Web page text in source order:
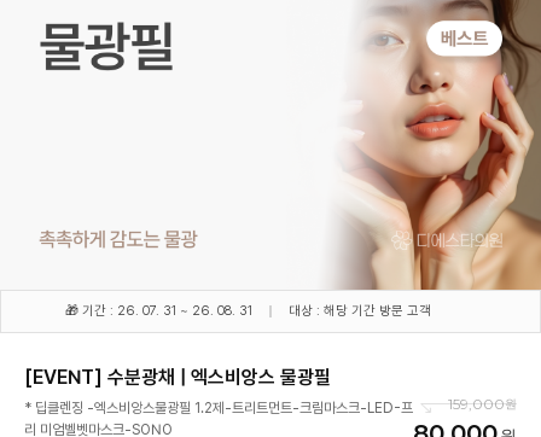
🎁 기간 : 26. 07. 31 ~ 26. 08. 31 대상 : 해당 기간 방문 고객
[EVENT] 수분광채 | 엑스비앙스 물광필
* 딥클렌징 -엑스비앙스물광필 1.2제-트리트먼트-크림마스크-LED-프
리 미엄벨벳마스크-SONO
159,000